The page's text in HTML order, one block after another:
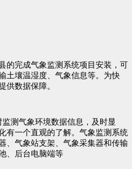
的完成气象监测系统项目安装，可
土壤温湿度、气象信息等。为快
供数据保障。
测气象环境数据信息，及时显
有一个直观的了解。气象监测系统
、气象站支架、气象采集器和传输
、后台电脑端等